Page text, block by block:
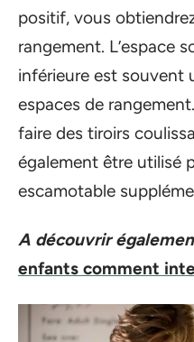
positif, vous
rangement. L’espace
inférieure est souvent
espaces de
faire des tiroirs
également être utilisé
escamotable
A découvrir
enfants comment